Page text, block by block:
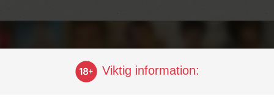
Viktig information: